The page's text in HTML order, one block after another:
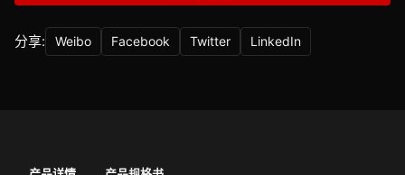
分享: Weibo Facebook Twitter LinkedIn